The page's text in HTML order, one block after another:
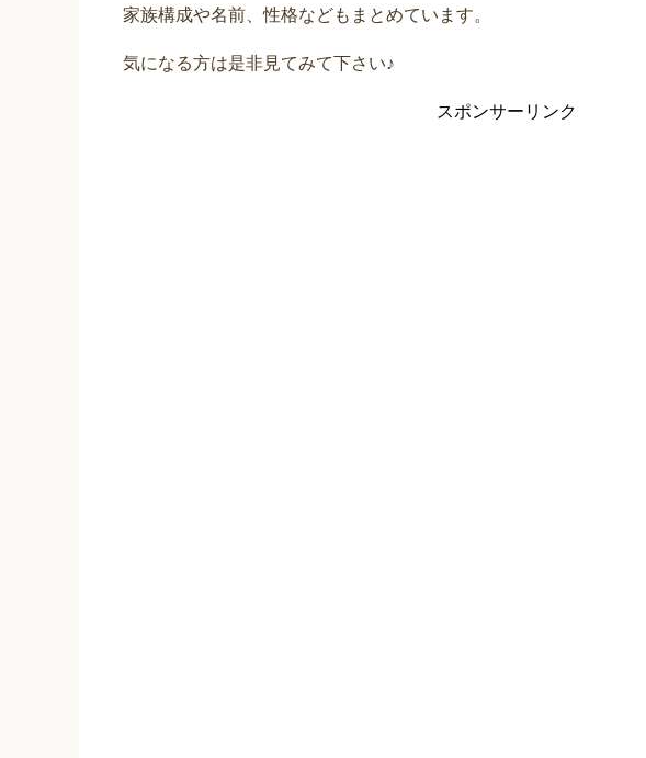
家族構成や名前、性格などもまとめています。
気になる方は是非見てみて下さい♪
スポンサーリンク